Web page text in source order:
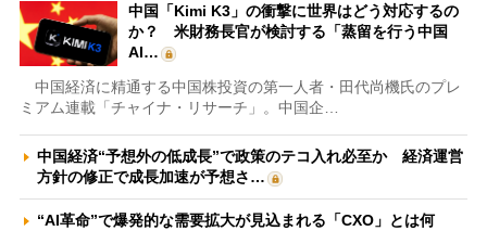
中国「Kimi K3」の衝撃に世界はどう対応するの
か？ 米財務長官が検討する「蒸留を行う中国
AI…
中国経済に精通する中国株投資の第一人者・田代尚機氏のプレ
ミアム連載「チャイナ・リサーチ」。中国企…
中国経済“予想外の低成長”で政策のテコ入れ必至か 経済運営
方針の修正で成長加速が予想さ…
“AI革命”で爆発的な需要拡大が見込まれる「CXO」とは何